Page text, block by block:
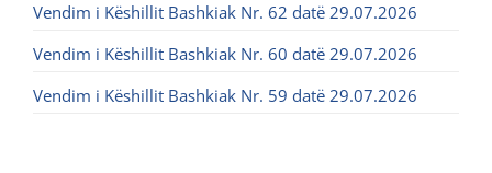
Vendim i Këshillit Bashkiak Nr. 62 datë 29.07.2026
Vendim i Këshillit Bashkiak Nr. 60 datë 29.07.2026
Vendim i Këshillit Bashkiak Nr. 59 datë 29.07.2026